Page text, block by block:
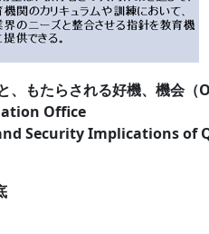
もたらされる好機、機会
Office
Security Implications of